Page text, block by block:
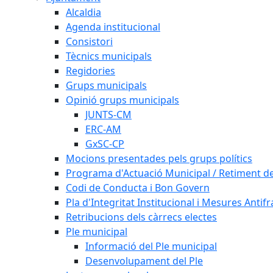
Alcaldia
Agenda institucional
Consistori
Tècnics municipals
Regidories
Grups municipals
Opinió grups municipals
JUNTS-CM
ERC-AM
GxSC-CP
Mocions presentades pels grups polítics
Programa d'Actuació Municipal / Retiment
Codi de Conducta i Bon Govern
Pla d'Integritat Institucional i Mesures
Retribucions dels càrrecs electes
Ple municipal
Informació del Ple municipal
Desenvolupament del Ple